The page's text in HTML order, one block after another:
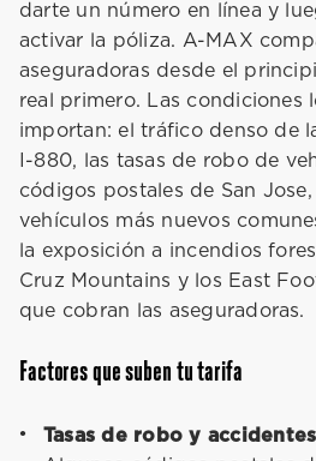
darte un número en línea y
activar la póliza. A-MAX
aseguradoras desde el
real primero. Las condiciones
importan: el tráfico denso de
I-880, las tasas de robo de
códigos postales de San
vehículos más nuevos
la exposición a incendios
Cruz Mountains y los East
que cobran las aseguradoras.
Factores que suben tu tarifa
Tasas de robo y